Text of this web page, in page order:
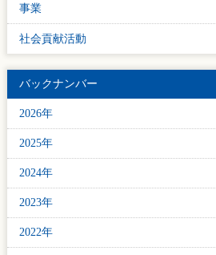
事業
社会貢献活動
バックナンバー
2026年
2025年
2024年
2023年
2022年